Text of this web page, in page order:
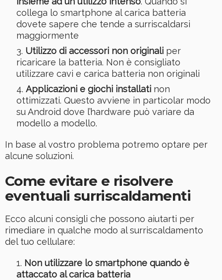
collega lo smartphone al carica batteria
dovete sapere che tende a surriscaldarsi
maggiormente
Utilizzo di accessori non originaliper
ricaricare la batteria. Non è consigliato
utilizzare cavi e carica batteria non originali
Applicazioni e giochi installatinon
ottimizzati. Questo avviene in particolar modo
su Android dove l’hardware può variare da
modello a modello.
In base al vostro problema potremo optare per
alcune soluzioni.
Come evitare e risolvere
eventuali surriscaldamenti
Ecco alcuni consigli che possono aiutarti per
rimediare in qualche modo al surriscaldamento
del tuo cellulare:
Non utilizzare lo smartphone quando è
attaccato al carica batteria